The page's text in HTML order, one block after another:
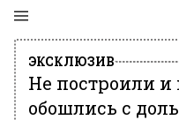
ЭКСКЛЮЗИВ
Не построили и
обошлись с